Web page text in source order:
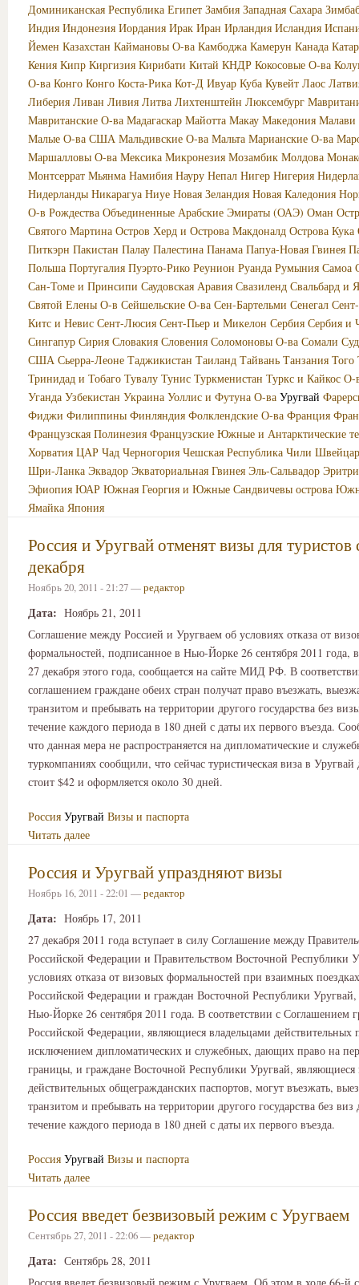
Доминиканская Республика Египет Замбия Западная Сахара
Индия Индонезия Иордания Ирак Иран Ирландия Исландия
Йемен Казахстан Каймановы О-ва Камбоджа Камерун Канада Катар
Кения Кипр Киргизия Кирибати Китай КНДР Кокосовые О-ва
О-ва Конго Конго Коста-Рика Кот-Д Ивуар Куба Кувейт Лаос
Либерия Ливан Ливия Литва Лихтенштейн Люксембург
Мавританские О-ва Мадагаскар Майотта Макау Македония Малави
Малые О-ва США Мальдивские О-ва Мальта Марианские О-ва
Маршалловы О-ва Мексика Микронезия Мозамбик Молдова
Монтсеррат Мьянма Намибия Науру Непал Нигер Нигерия
Нидерланды Никарагуа Ниуе Новая Зеландия Новая Каледония
О-в Рождества Объединенные Арабские Эмираты (ОАЭ) Оман
Святого Мартина Остров Херд и Острова Макдоналд Острова Кука
Питкэрн Пакистан Палау Палестина Панама Папуа-Новая Гвинея
Польша Португалия Пуэрто-Рико Реунион Руанда Румыния Самоа
Сан-Томе и Принсипи Саудовская Аравия Свазиленд Свальбард и
Святой Елены О-в Сейшельские О-ва Сен-Бартельми Сенегал
Китс и Невис Сент-Люсия Сент-Пьер и Микелон Сербия Сербия и
Сингапур Сирия Словакия Словения Соломоновы О-ва Сомали
США Сьерра-Леоне Таджикистан Таиланд Тайвань Танзания Того
Тринидад и Тобаго Тувалу Тунис Туркменистан Туркс и Кайкос О-
Уганда Узбекистан Украина Уоллис и Футуна О-ва Уругвай
Фиджи Филиппины Финляндия Фолклендские О-ва Франция
Французская Полинезия Французские Южные и Антарктические
Хорватия ЦАР Чад Черногория Чешская Республика Чили
Шри-Ланка Эквадор Экваториальная Гвинея Эль-Сальвадор
Эфиопия ЮАР Южная Георгия и Южные Сандвичевы острова
Ямайка Япония
Россия и Уругвай отменят визы для туристов
декабря
Ноябрь 20, 2011 - 21:27 —редактор
Дата: Ноябрь 21, 2011
Соглашение между Россией и Уругваем об условиях отказа от
формальностей, подписанное в Нью-Йорке 26 сентября 2011 года,
27 декабря этого года, сообщается на сайте МИД РФ. В
соглашением граждане обеих стран получат право въезжать,
транзитом и пребывать на территории другого государства без
течение каждого периода в 180 дней с даты их первого въезда.
что данная мера не распространяется на дипломатические и
туркомпаниях сообщили, что сейчас туристическая виза в Уругвай
стоит $42 и оформляется около 30 дней.
Россия Уругвай Визы и паспорта
Читать далее
Россия и Уругвай упраздняют визы
Ноябрь 16, 2011 - 22:01 —редактор
Дата: Ноябрь 17, 2011
27 декабря 2011 года вступает в силу Соглашение между
Российской Федерации и Правительством Восточной Республики
условиях отказа от визовых формальностей при взаимных
Российской Федерации и граждан Восточной Республики
Нью-Йорке 26 сентября 2011 года. В соответствии с Соглашением
Российской Федерации, являющиеся владельцами действительных
исключением дипломатических и служебных, дающих право на
границы, и граждане Восточной Республики Уругвай, являющиеся
действительных общегражданских паспортов, могут въезжать,
транзитом и пребывать на территории другого государства без
течение каждого периода в 180 дней с даты их первого въезда.
Россия Уругвай Визы и паспорта
Читать далее
Россия введет безвизовый режим с Уругваем
Сентябрь 27, 2011 - 22:06 —редактор
Дата: Сентябрь 28, 2011